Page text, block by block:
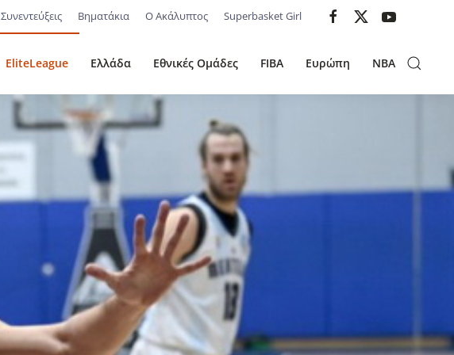
Συνεντεύξεις Βηματάκια Ο Ακάλυπτος Superbasket Girl
EliteLeague Ελλάδα Εθνικές Ομάδες FIBA Ευρώπη NBA